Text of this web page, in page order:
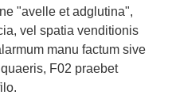
"avelle et adglutina",
vel spatia venditionis
manu factum sive
F02 praebet